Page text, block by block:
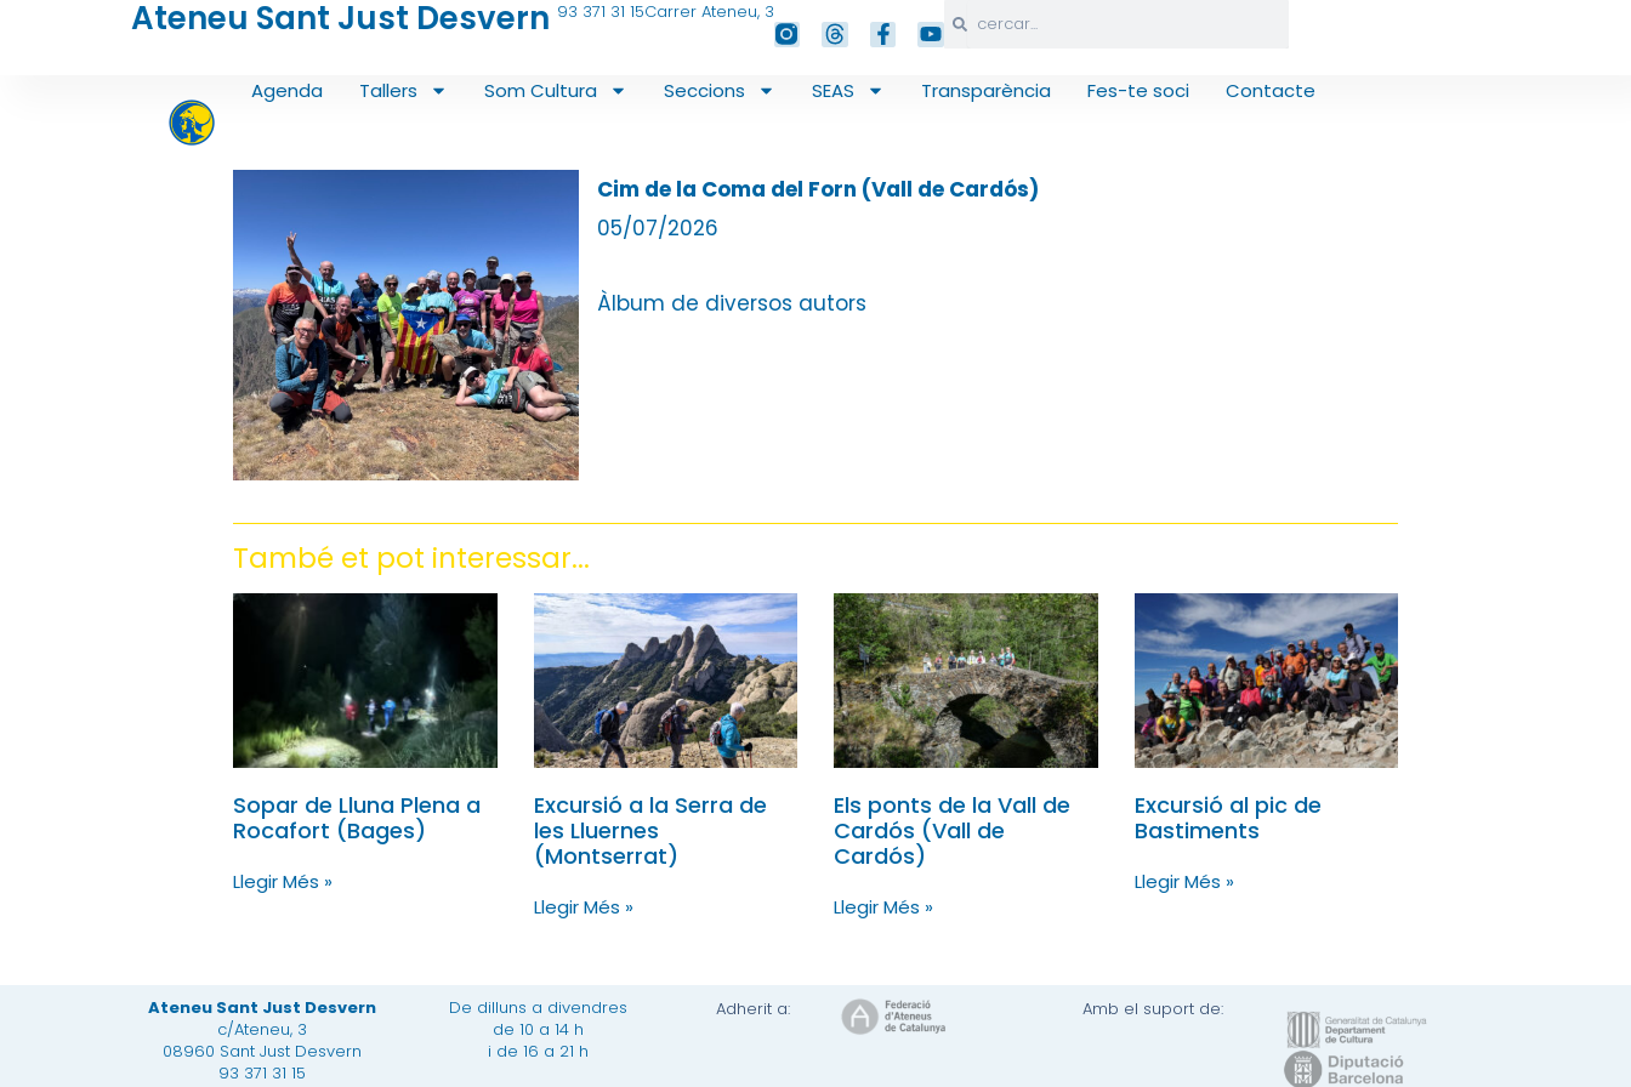
Ateneu Sant Just Desvern 93 371 31 15Carrer Ateneu, 3
T
h
e
F
a
k
-
Y
o
t
Agenda Tallers Som Cultura Seccions SEAS Transparència Fes-te soci Contacte
Cim de la Coma del Forn (Vall de Cardós)
05/07/2026
Àlbum de diversos autors
També et pot interessar...
Sopar de Lluna Plena a
Rocafort (Bages)
Llegir Més »
Excursió a la Serra de
les Lluernes
(Montserrat)
Llegir Més »
Els ponts de la Vall de
Cardós (Vall de
Cardós)
Llegir Més »
Excursió al pic de
Bastiments
Llegir Més »
Ateneu Sant Just Desvern
c/Ateneu, 3
08960 Sant Just Desvern
93 371 31 15
De dilluns a divendres
de 10 a 14 h
i de 16 a 21 h
Adherit a: Amb el suport de: